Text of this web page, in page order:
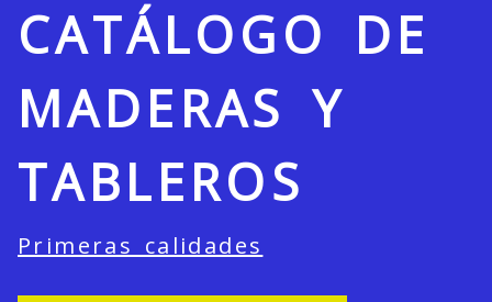
CATÁLOGO DE
MADERAS Y
TABLEROS
Primeras calidades